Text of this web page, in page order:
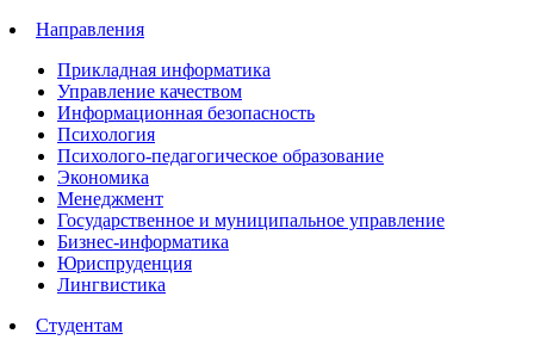
Направления
Прикладная информатика
Управление качеством
Информационная безопасность
Психология
Психолого-педагогическое образование
Экономика
Менеджмент
Государственное и муниципальное управление
Бизнес-информатика
Юриспруденция
Лингвистика
Студентам